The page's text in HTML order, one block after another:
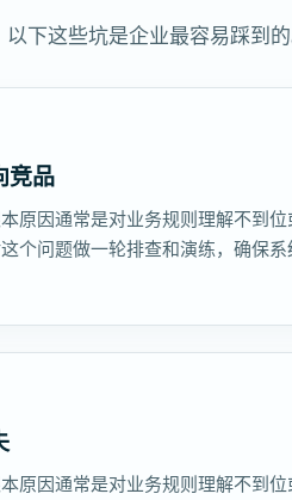
下这些坑是企业最容易踩到
竞品
原因通常是对业务规则理解不到位
个问题做一轮排查和演练，确保系
原因通常是对业务规则理解不到位